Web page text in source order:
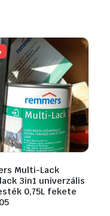
Multi-Lack
3in1 univerzális
0,75L fekete